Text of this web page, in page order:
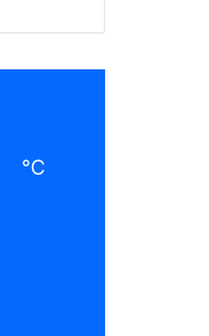
℃